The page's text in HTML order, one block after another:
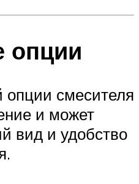
опции
смесителя
и может
вид и удобство